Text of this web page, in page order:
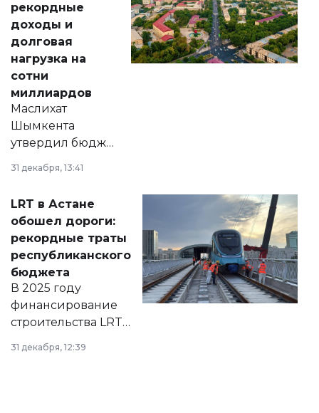
рекордные
доходы и
долговая
нагрузка на
сотни
миллиардов
Маслихат
Шымкента
утвердил бюджет
города на 2026–
2028 годы.
документ
появился в базе
нормативных
правовых актов и
на сайте маслихат
города.
31 декабря, 13:41
LRT в Астане
обошел дороги:
рекордные траты
республиканского
бюджета
В 2025 году
финансирование
строительства LRT
в Астане из
республиканского
31 декабря, 12:39